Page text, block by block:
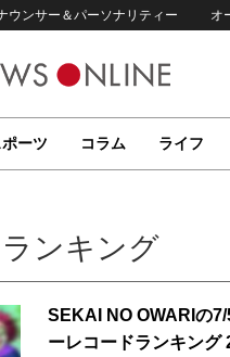
ウンサー＆パーソナリティー オ
ポーツ コラム ライフ
ンキング
SEKAI NO OWARIの
ーレコードランキング